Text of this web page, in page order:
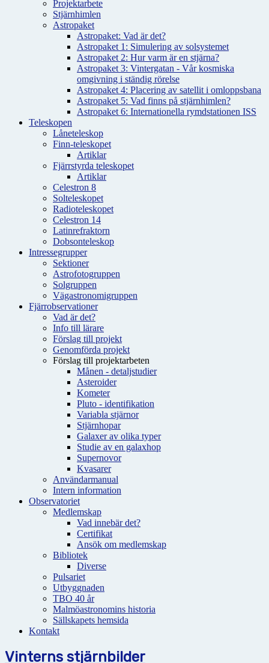
Projektarbete
Stjärnhimlen
Astropaket
Astropaket: Vad är det?
Astropaket 1: Simulering av solsystemet
Astropaket 2: Hur varm är en stjärna?
Astropaket 3: Vintergatan - Vår kosmiska
omgivning i ständig rörelse
Astropaket 4: Placering av satellit i omloppsbana
Astropaket 5: Vad finns på stjärnhimlen?
Astropaket 6: Internationella rymdstationen ISS
Teleskopen
Låneteleskop
Finn-teleskopet
Artiklar
Fjärrstyrda teleskopet
Artiklar
Celestron 8
Solteleskopet
Radioteleskopet
Celestron 14
Latinrefraktorn
Dobsonteleskop
Intressegrupper
Sektioner
Astrofotogruppen
Solgruppen
Vägastronomigruppen
Fjärrobservationer
Vad är det?
Info till lärare
Förslag till projekt
Genomförda projekt
Förslag till projektarbeten
Månen - detaljstudier
Asteroider
Kometer
Pluto - identifikation
Variabla stjärnor
Stjärnhopar
Galaxer av olika typer
Studie av en galaxhop
Supernovor
Kvasarer
Användarmanual
Intern information
Observatoriet
Medlemskap
Vad innebär det?
Certifikat
Ansök om medlemskap
Bibliotek
Diverse
Pulsariet
Utbyggnaden
TBO 40 år
Malmöastronomins historia
Sällskapets hemsida
Kontakt
Vinterns stjärnbilder